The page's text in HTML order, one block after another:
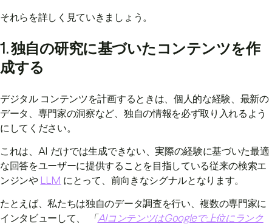
それらを詳しく見ていきましょう。
1. 独自の研究に基づいたコンテンツを作
成する
デジタル コンテンツを計画するときは、個人的な経験、最新の
データ、専門家の洞察など、独自の情報を必ず取り入れるよう
にしてください。
これは、AI だけでは生成できない、実際の経験に基づいた最適
な回答をユーザーに提供することを目指している従来の検索エ
ンジンや LLM にとって、前向きなシグナルとなります。
たとえば、私たちは独自のデータ調査を行い、複数の専門家に
インタビューして、
「AIコンテンツはGoogleで上位にランク